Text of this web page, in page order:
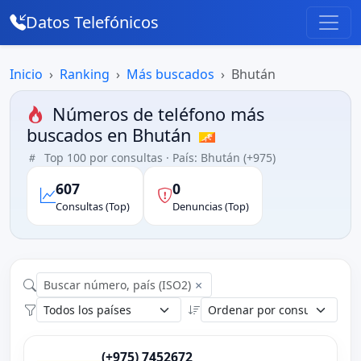
Datos Telefónicos
Inicio Ranking Más buscados Bhután
Números de teléfono más
buscados en Bhután
Top 100 por consultas · País: Bhután (+975)
607
Consultas (Top)
0
Denuncias (Top)
×
(+975) 7452672